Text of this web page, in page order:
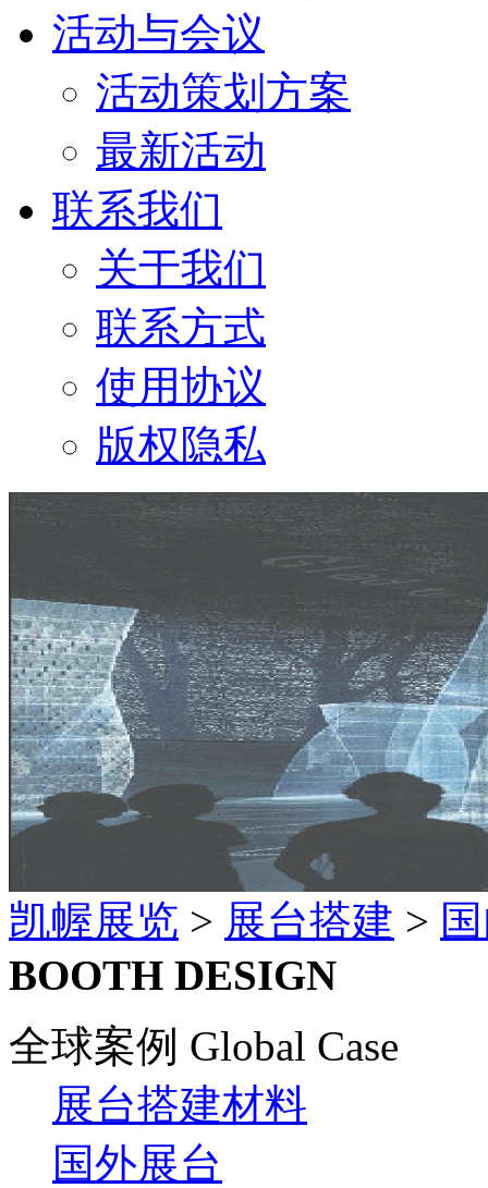
活动与会议
活动策划方案
最新活动
联系我们
关于我们
联系方式
使用协议
版权隐私
凯幄展览 > 展台搭建 >
BOOTH DESIGN
全球案例 Global Case
展台搭建材料
国外展台